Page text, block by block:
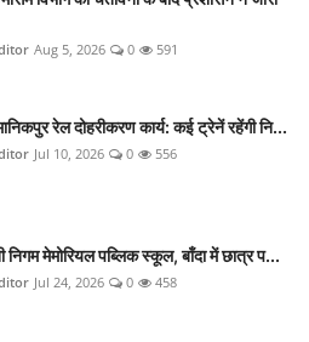
Aug 5, 2026 0 591
रेल दोहरीकरण कार्य: कई ट्रेनें रहेंगी नि...
Jul 10, 2026 0 556
निगम मेमोरियल पब्लिक स्कूल, बाँदा में छात्र प...
Jul 24, 2026 0 458